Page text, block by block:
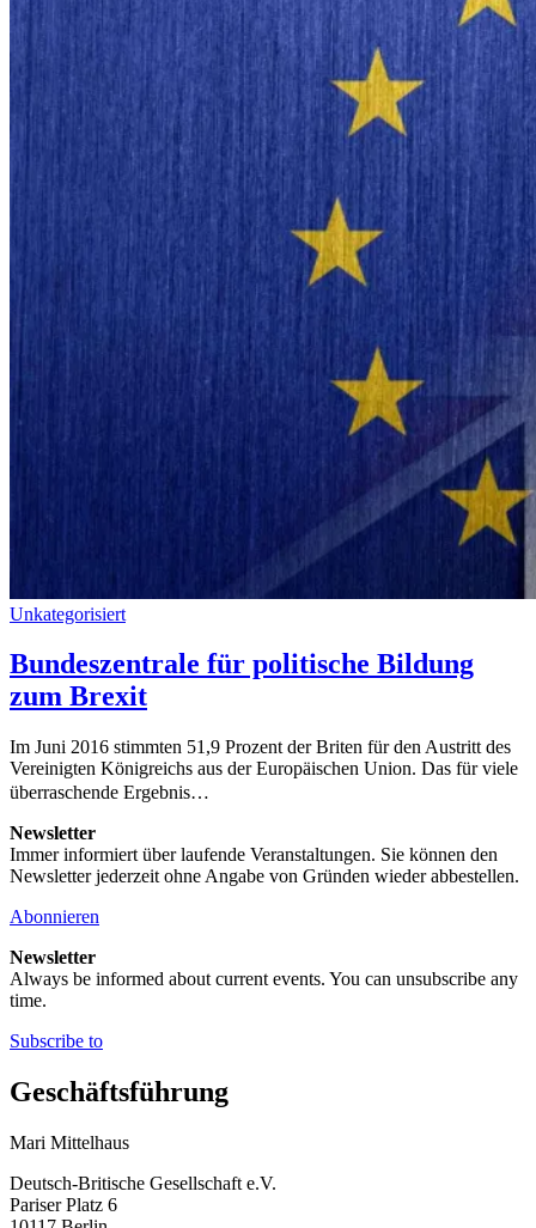
Unkategorisiert
Bundeszentrale für politische Bildung
zum Brexit
Im Juni 2016 stimmten 51,9 Prozent der Briten für den Austritt des
Vereinigten Königreichs aus der Europäischen Union. Das für viele
überraschende Ergebnis…
Newsletter
Immer informiert über laufende Veranstaltungen. Sie können den
Newsletter jederzeit ohne Angabe von Gründen wieder abbestellen.
Abonnieren
Newsletter
Always be informed about current events. You can unsubscribe any
time.
Subscribe to
Geschäftsführung
Mari Mittelhaus
Deutsch-Britische Gesellschaft e.V.
Pariser Platz 6